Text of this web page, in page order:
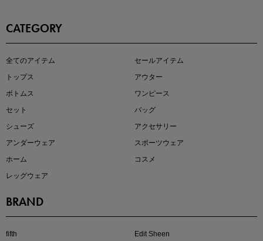
即戦力アイテム続々対象
CATEGORY
全てのアイテム
セールアイテム
トップス
アウター
ボトムス
ワンピース
セット
バッグ
シューズ
アクセサリー
アンダーウェア
スポーツウェア
ホーム
コスメ
レッグウェア
BRAND
fifth
Edit Sheen